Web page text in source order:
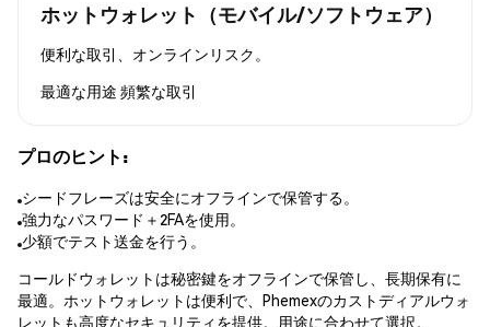
ホットウォレット（モバイル/ソフトウェア）
便利な取引、オンラインリスク。
最適な用途 頻繁な取引
プロのヒント:
シードフレーズは安全にオフラインで保管する。
強力なパスワード＋2FAを使用。
少額でテスト送金を行う。
コールドウォレットは秘密鍵をオフラインで保管し、長期保有に
最適。ホットウォレットは便利で、Phemexのカストディアルウォ
レットも高度なセキュリティを提供。用途に合わせて選択。